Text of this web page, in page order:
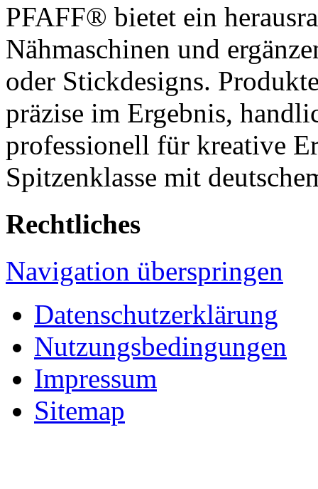
PFAFF® bietet ein
Nähmaschinen und
oder Stickdesigns.
präzise im Ergebnis,
professionell für kreative
Spitzenklasse mit
Rechtliches
Navigation überspringen
Datenschutzerklärung
Nutzungsbedingungen
Impressum
Sitemap